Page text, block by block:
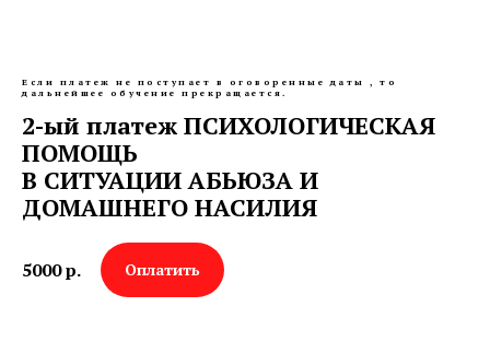
Если платеж не поступает в оговоренные даты , то
дальнейшее обучение прекращается.
2-ый платеж ПСИХОЛОГИЧЕСКАЯ
ПОМОЩЬ
В СИТУАЦИИ АБЬЮЗА И
ДОМАШНЕГО НАСИЛИЯ
5000р. Оплатить